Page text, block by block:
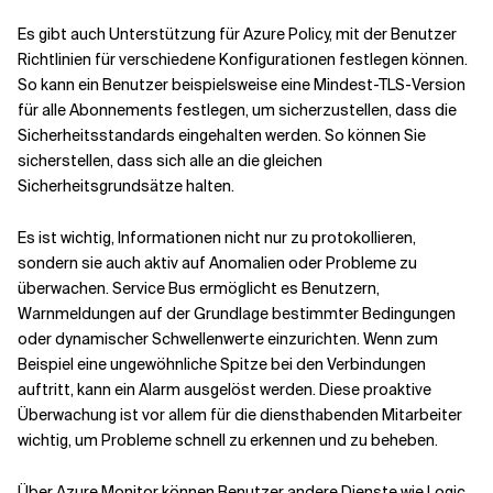
Es gibt auch Unterstützung für Azure Policy, mit der Benutzer
Richtlinien für verschiedene Konfigurationen festlegen können.
So kann ein Benutzer beispielsweise eine Mindest-TLS-Version
für alle Abonnements festlegen, um sicherzustellen, dass die
Sicherheitsstandards eingehalten werden. So können Sie
sicherstellen, dass sich alle an die gleichen
Sicherheitsgrundsätze halten.
Es ist wichtig, Informationen nicht nur zu protokollieren,
sondern sie auch aktiv auf Anomalien oder Probleme zu
überwachen. Service Bus ermöglicht es Benutzern,
Warnmeldungen auf der Grundlage bestimmter Bedingungen
oder dynamischer Schwellenwerte einzurichten. Wenn zum
Beispiel eine ungewöhnliche Spitze bei den Verbindungen
auftritt, kann ein Alarm ausgelöst werden. Diese proaktive
Überwachung ist vor allem für die diensthabenden Mitarbeiter
wichtig, um Probleme schnell zu erkennen und zu beheben.